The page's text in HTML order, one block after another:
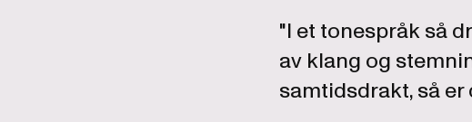
"I et tonespråk så
av klang og
samtidsdrakt, så er